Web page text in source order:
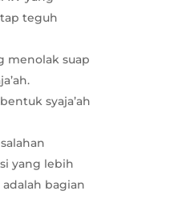
teguh
menolak suap
syaja’ah
yang lebih
bagian